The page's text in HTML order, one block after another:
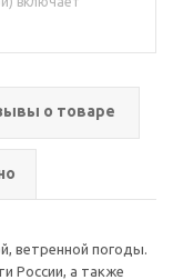
о товаре
ветренной погоды.
России, а также